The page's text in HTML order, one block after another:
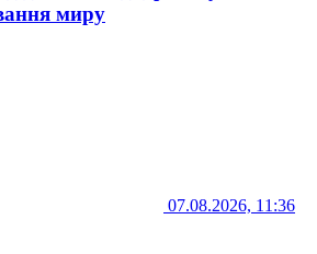
миру
07.08.2026, 11:36